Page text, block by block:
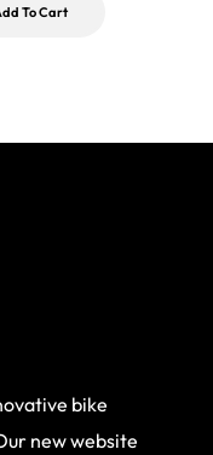
To Cart
bike
new website